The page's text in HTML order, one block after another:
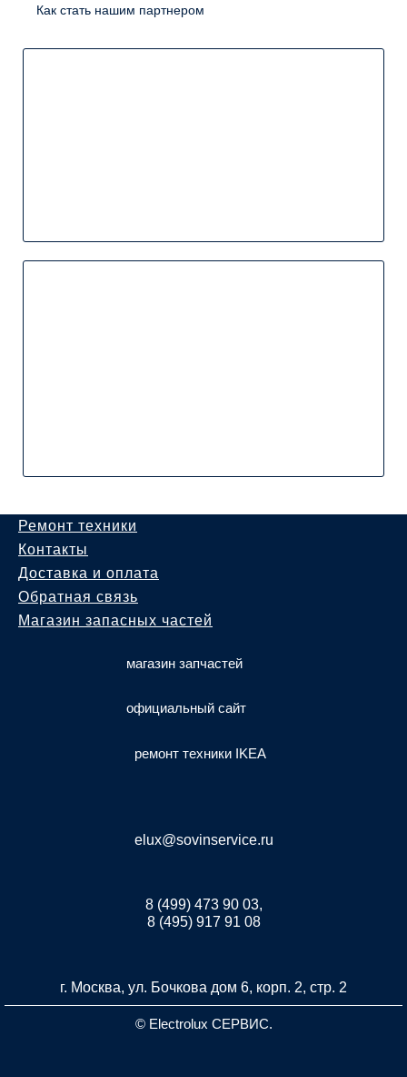
Как стать нашим партнером
Ремонт техники
Контакты
Доставка и оплата
Обратная связь
Магазин запасных частей
магазин запчастей
официальный сайт
ремонт техники IKEA
elux@sovinservice.ru
8 (499) 473 90 03,
8 (495) 917 91 08
г. Москва, ул. Бочкова дом 6, корп. 2, стр. 2
© Electrolux СЕРВИС.